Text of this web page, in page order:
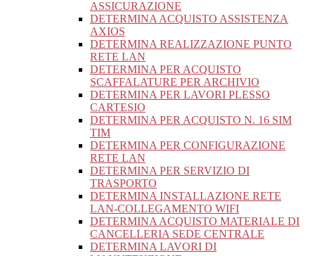
ASSICURAZIONE
DETERMINA ACQUISTO ASSISTENZA
AXIOS
DETERMINA REALIZZAZIONE PUNTO
RETE LAN
DETERMINA PER ACQUISTO
SCAFFALATURE PER ARCHIVIO
DETERMINA PER LAVORI PLESSO
CARTESIO
DETERMINA PER ACQUISTO N. 16 SIM
TIM
DETERMINA PER CONFIGURAZIONE
RETE LAN
DETERMINA PER SERVIZIO DI
TRASPORTO
DETERMINA INSTALLAZIONE RETE
LAN-COLLEGAMENTO WIFI
DETERMINA ACQUISTO MATERIALE DI
CANCELLERIA SEDE CENTRALE
DETERMINA LAVORI DI